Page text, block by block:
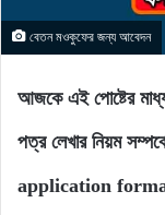
বেতন মওকুফের জন্য আবেদন
আজকে এই পোষ্টের
পত্র লেখার নিয়ম
application